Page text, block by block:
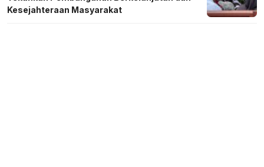
Kesejahteraan Masyarakat